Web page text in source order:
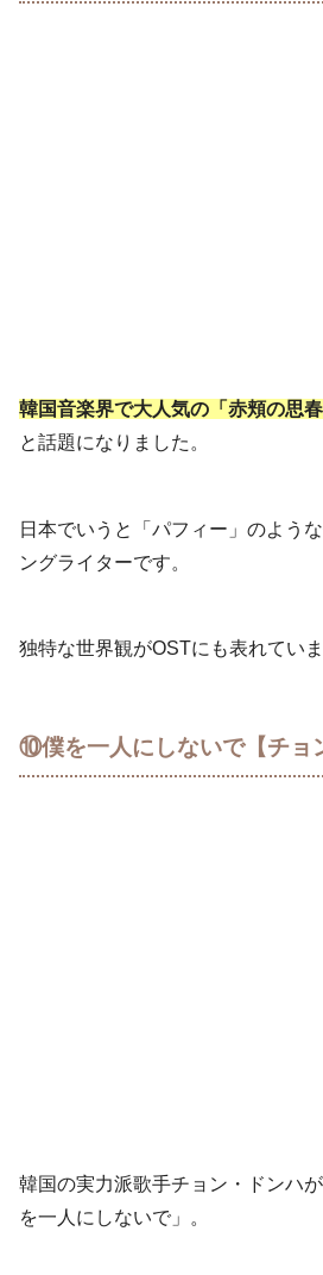
韓国音楽界で大人気の「赤頬の思
と話題になりました。
日本でいうと「パフィー」のよう
ングライターです。
独特な世界観がOSTにも表れていま
⑩僕を一人にしないで【チョ
韓国の実力派歌手チョン・ドンハ
を一人にしないで」。